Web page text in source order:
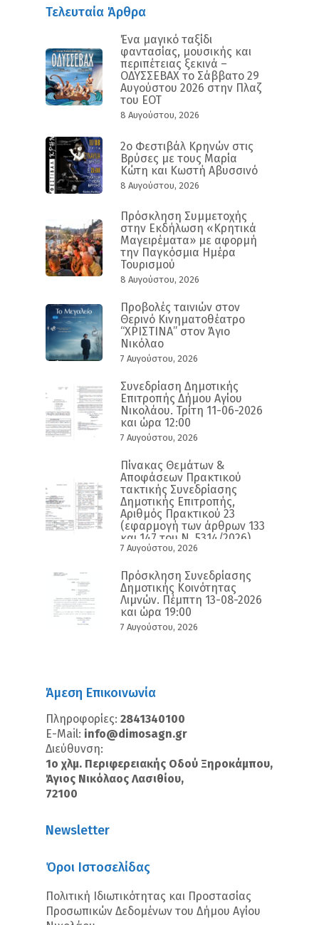
Τελευταία Άρθρα
Ένα μαγικό ταξίδι
φαντασίας, μουσικής και
περιπέτειας ξεκινά –
ΟΔΥΣΣΕΒΑΧ το Σάββατο 29
Αυγούστου 2026 στην Πλαζ
του ΕΟΤ
8 Αυγούστου, 2026
2ο Φεστιβάλ Κρηνών στις
Βρύσες με τους Μαρία
Κώτη και Κωστή Αβυσσινό
8 Αυγούστου, 2026
Πρόσκληση Συμμετοχής
στην Εκδήλωση «Κρητικά
Μαγειρέματα» με αφορμή
την Παγκόσμια Ημέρα
Τουρισμού
8 Αυγούστου, 2026
Προβολές ταινιών στον
Θερινό Κινηματοθέατρο
“ΧΡΙΣΤΙΝΑ” στον Άγιο
Νικόλαο
7 Αυγούστου, 2026
Συνεδρίαση Δημοτικής
Επιτροπής Δήμου Αγίου
Νικολάου. Τρίτη 11-06-2026
και ώρα 12:00
7 Αυγούστου, 2026
Πίνακας Θεμάτων &
Αποφάσεων Πρακτικού
τακτικής Συνεδρίασης
Δημοτικής Επιτροπής,
Αριθμός Πρακτικού 23
(εφαρμογή των άρθρων 133
και 147 του Ν. 5314/2026)
7 Αυγούστου, 2026
Πρόσκληση Συνεδρίασης
Δημοτικής Κοινότητας
Λιμνών. Πέμπτη 13-08-2026
και ώρα 19:00
7 Αυγούστου, 2026
Άμεση Επικοινωνία
Πληροφορίες: 2841340100
E-Mail: info@dimosagn.gr
Διεύθυνση:
1ο χλμ. Περιφερειακής Οδού Ξηροκάμπου,
Άγιος Νικόλαος Λασιθίου,
72100
Newsletter
Όροι Ιστοσελίδας
Πολιτική Ιδιωτικότητας και Προστασίας
Προσωπικών Δεδομένων του Δήμου Αγίου